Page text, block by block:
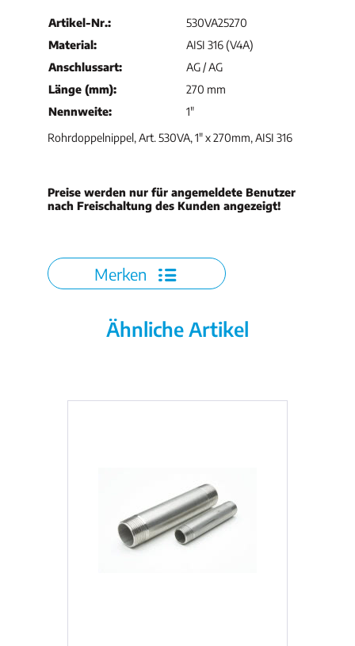
Artikel-Nr.:
530VA25270
Material:
AISI 316 (V4A)
Anschlussart:
AG / AG
Länge (mm):
270 mm
Nennweite:
1"
Rohrdoppelnippel, Art. 530VA, 1" x 270mm, AISI 316
Preise werden nur für angemeldete Benutzer
nach Freischaltung des Kunden angezeigt!
Merken
Ähnliche Artikel